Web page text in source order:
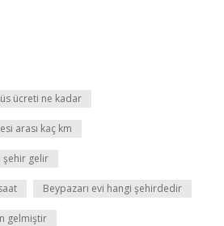
ücreti ne kadar
arası kaç km
şehir gelir
Beypazarı evi hangi şehirdedir
gelmiştir